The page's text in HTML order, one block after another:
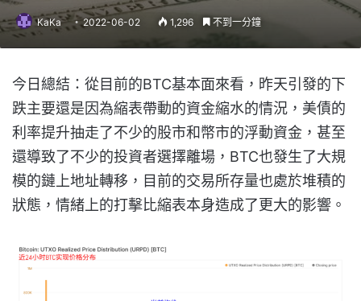
KaKa 2022-06-02 1,296 不到一分鐘
今日總結：從目前的BTC基本面來看，昨天引發的下
跌主要還是因為縮表帶動的資金縮水的情況，美債的
利率提升抽走了不少的股市和幣市的浮動資金，甚至
還導致了不少的投資者選擇離場，BTC也發生了大規
模的鏈上地址轉移，目前的交易所存量也處於堆積的
狀態，情緒上的打擊比縮表本身造成了更大的影響。